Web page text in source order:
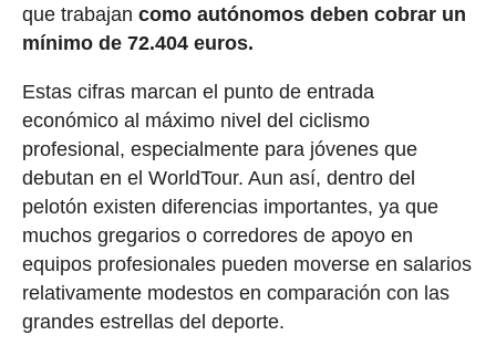
que trabajan como autónomos deben cobrar un
mínimo de 72.404 euros.
Estas cifras marcan el punto de entrada
económico al máximo nivel del ciclismo
profesional, especialmente para jóvenes que
debutan en el WorldTour. Aun así, dentro del
pelotón existen diferencias importantes, ya que
muchos gregarios o corredores de apoyo en
equipos profesionales pueden moverse en salarios
relativamente modestos en comparación con las
grandes estrellas del deporte.